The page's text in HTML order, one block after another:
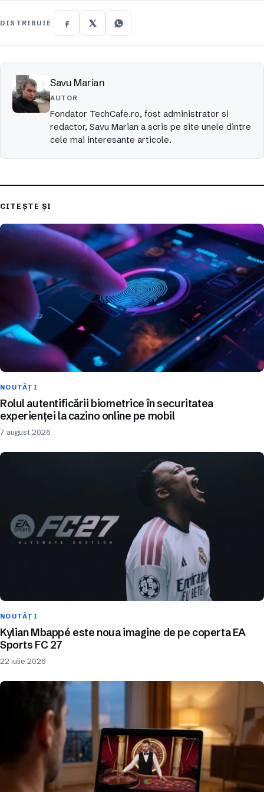
DISTRIBUIE
Savu Marian
AUTOR
Fondator TechCafe.ro, fost administrator si
redactor, Savu Marian a scris pe site unele dintre
cele mai interesante articole.
CITEȘTE ȘI
NOUTĂȚI
Rolul autentificării biometrice în securitatea
experienței la cazino online pe mobil
7 august 2026
NOUTĂȚI
Kylian Mbappé este noua imagine de pe coperta EA
Sports FC 27
22 iulie 2026